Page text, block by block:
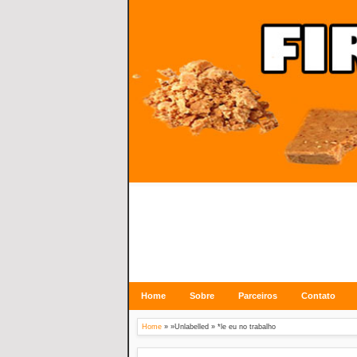
Home Sobre Parceiros Contato
Home » »Unlabelled » *le eu no trabalho